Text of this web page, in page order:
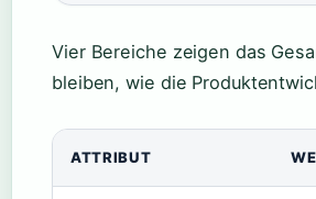
Vier Bereiche zeigen das
bleiben, wie die
ATTRIBUT